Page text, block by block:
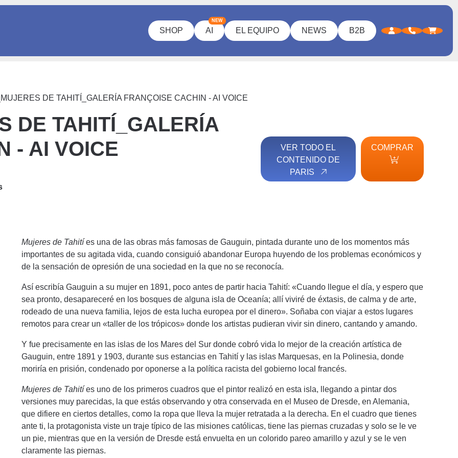
SHOP AI
NEW
EL EQUIPO NEWS B2B
DE TAHITÍ_GALERÍA FRANÇOISE CACHIN - AI VOICE
DE TAHITÍ_GALERÍA
- AI VOICE
VER TODO EL
CONTENIDO DE
PARIS
COMPRAR
Mujeres de Tahitíes una de las obras más famosas de Gauguin, pintada durante uno de los momentos más
importantes de su agitada vida, cuando consiguió abandonar Europa huyendo de los problemas económicos y
de la sensación de opresión de una sociedad en la que no se reconocía.
Así escribía Gauguin a su mujer en 1891, poco antes de partir hacia Tahití: «Cuando llegue el día, y espero que
sea pronto, desapareceré en los bosques de alguna isla de Oceanía; allí viviré de éxtasis, de calma y de arte,
rodeado de una nueva familia, lejos de esta lucha europea por el dinero». Soñaba con viajar a estos lugares
remotos para crear un «taller de los trópicos» donde los artistas pudieran vivir sin dinero, cantando y amando.
Y fue precisamente en las islas de los Mares del Sur donde cobró vida lo mejor de la creación artística de
Gauguin, entre 1891 y 1903, durante sus estancias en Tahití y las islas Marquesas, en la Polinesia, donde
moriría en prisión, condenado por oponerse a la política racista del gobierno local francés.
Mujeres de Tahitíes uno de los primeros cuadros que el pintor realizó en esta isla, llegando a pintar dos
versiones muy parecidas, la que estás observando y otra conservada en el Museo de Dresde, en Alemania,
que difiere en ciertos detalles, como la ropa que lleva la mujer retratada a la derecha. En el cuadro que tienes
ante ti, la protagonista viste un traje típico de las misiones católicas, tiene las piernas cruzadas y solo se le ve
un pie, mientras que en la versión de Dresde está envuelta en un colorido pareo amarillo y azul y se le ven
claramente las piernas.